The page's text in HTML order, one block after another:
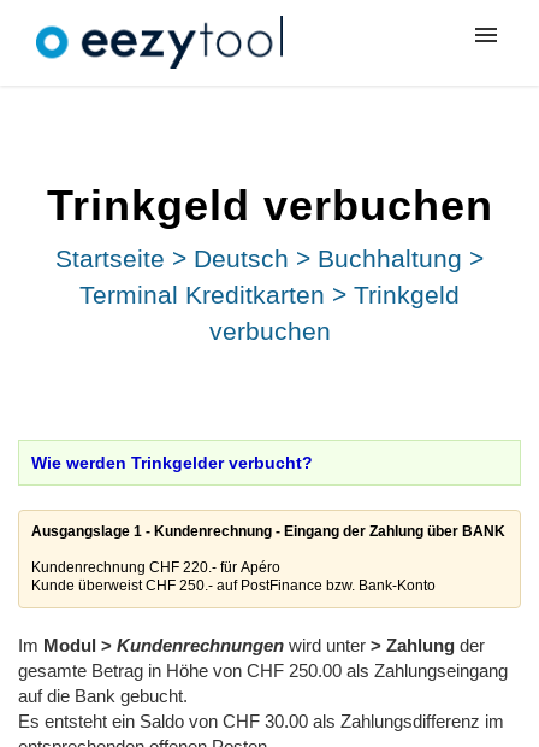
Anmeldung
Trinkgeld verbuchen
Startseite > Deutsch > Buchhaltung >
Terminal Kreditkarten > Trinkgeld
verbuchen
Wie werden Trinkgelder verbucht?
Ausgangslage 1 - Kundenrechnung - Eingang der Zahlung über BANK
Kundenrechnung CHF 220.- für Apéro
Kunde überweist CHF 250.- auf PostFinance bzw. Bank-Konto
Im Modul > Kundenrechnungen wird unter > Zahlung der
gesamte Betrag in Höhe von CHF 250.00 als Zahlungseingang
auf die Bank gebucht.
Es entsteht ein Saldo von CHF 30.00 als Zahlungsdifferenz im